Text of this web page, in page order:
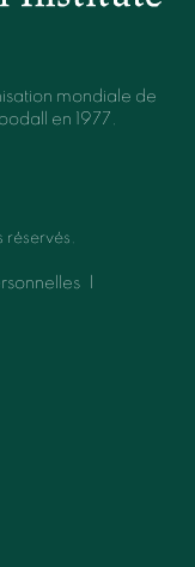
mondiale de
en 1977.
réservés.